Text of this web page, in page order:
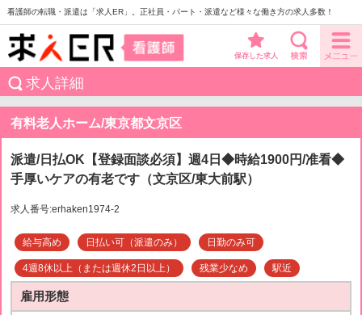
看護師の転職・派遣は「求人ER」。正社員・パート・派遣など様々な働き方の求人多数！
保存した求人
求人詳細
有料老人ホーム/東京都文京区
派遣/日払OK【登録面談必須】週4日◆時給1900円/准看◆
手厚いケアの有老です（文京区/東大前駅）
求人番号:erhaken1974-2
給与高め 日払い可（派遣のみ） 日勤のみ可
4週8休以上（または週休2日以上） 残業少なめ 駅近
雇用形態